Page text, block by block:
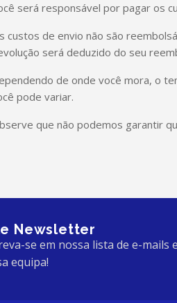
será responsável por pagar os
custos de envio não são
será deduzido do seu
de onde você mora, o
pode variar.
que não podemos garantir
Newsletter
se em nossa lista de e-mails
equipa!